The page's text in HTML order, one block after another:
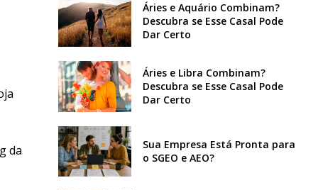
da
Áries e Aquário Combinam?
Descubra se Esse Casal Pode
Dar Certo
Áries e Libra Combinam?
Descubra se Esse Casal Pode
Dar Certo
Sua Empresa Está Pronta para
o SGEO e AEO?